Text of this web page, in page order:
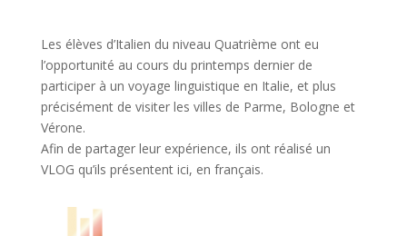
Les élèves d’Italien du niveau Quatrième ont eu
l’opportunité au cours du printemps dernier de
participer à un voyage linguistique en Italie, et plus
précisément de visiter les villes de Parme, Bologne et
Vérone.
Afin de partager leur expérience, ils ont réalisé un
VLOG qu’ils présentent ici, en français.